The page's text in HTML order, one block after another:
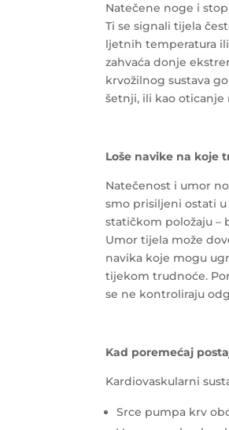
Natečene noge i
Ti se signali tijela
ljetnih temperatura
zahvaća donje
krvožilnog sustava
šetnji, ili kao
Loše navike na koje
Natečenost i umor
smo prisiljeni ostati
statičkom položaju –
Umor tijela može
navika koje mogu
tijekom trudnoće.
se ne kontroliraju
Kad poremećaj
Kardiovaskularni
Srce pumpa krv